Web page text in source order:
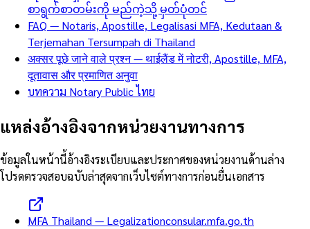
စာရွက်စာတမ်းကို မည်ကဲ့သို့ မှတ်ပုံတင်
FAQ — Notaris, Apostille, Legalisasi MFA, Kedutaan &
Terjemahan Tersumpah di Thailand
अक्सर पूछे जाने वाले प्रश्न — थाईलैंड में नोटरी, Apostille, MFA,
दूतावास और प्रमाणित अनुवा
บทความ Notary Public ไทย
แหล่งอ้างอิงจากหน่วยงานทางการ
ข้อมูลในหน้านี้อ้างอิงระเบียบและประกาศของหน่วยงานด้านล่าง
โปรดตรวจสอบฉบับล่าสุดจากเว็บไซต์ทางการก่อนยื่นเอกสาร
MFA Thailand — Legalizationconsular.mfa.go.th